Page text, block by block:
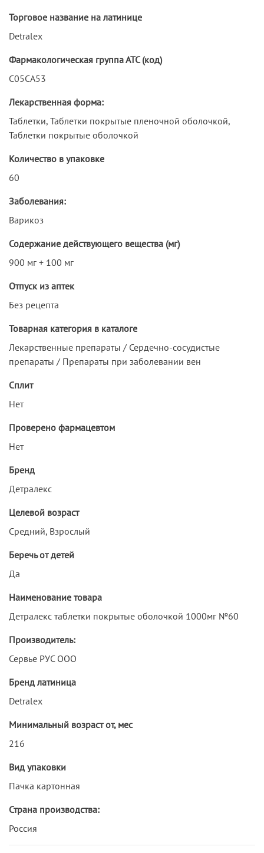
Торговое название на латинице
Detralex
Фармакологическая группа АТС (код)
C05CA53
Лекарственная форма:
Таблетки, Таблетки покрытые пленочной оболочкой,
Таблетки покрытые оболочкой
Количество в упаковке
60
Заболевания:
Варикоз
Содержание действующего вещества (мг)
900 мг + 100 мг
Отпуск из аптек
Без рецепта
Товарная категория в каталоге
Лекарственные препараты / Сердечно-сосудистые
препараты / Препараты при заболевании вен
Сплит
Нет
Проверено фармацевтом
Нет
Бренд
Детралекс
Целевой возраст
Средний, Взрослый
Беречь от детей
Да
Наименование товара
Детралекс таблетки покрытые оболочкой 1000мг №60
Производитель:
Сервье РУС ООО
Бренд латиница
Detralex
Минимальный возраст от, мес
216
Вид упаковки
Пачка картонная
Страна производства:
Россия